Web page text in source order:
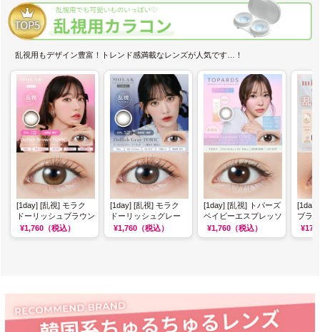
乱視用もデザイン豊富！トレンド感満載なレンズが人気です…！
[1day] [乱視] モラク
ドーリッシュブラウン
¥1,760 （税込）
[1day] [乱視] モラク
ドーリッシュグレー
¥1,760 （税込）
[1day] [乱視] トパーズ
ベイビーエスプレッソ
¥1,760 （税込）
ブラ